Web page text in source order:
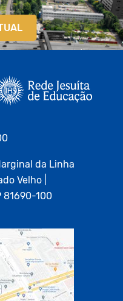
da Linha
Velho |
81690-100